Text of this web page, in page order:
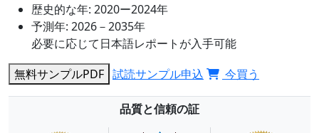
歴史的な年: 2020ー2024年
予測年: 2026－2035年
必要に応じて日本語レポートが入手可能
無料サンプルPDF 試読サンプル申込 今買う
品質と信頼の証